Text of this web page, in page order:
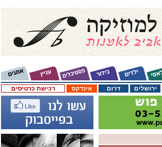
רכישת כרטיסים אינדקס דרום ירושלים